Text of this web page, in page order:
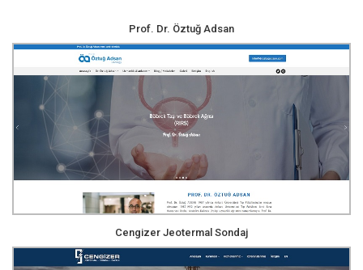
Prof. Dr. Öztuğ Adsan
Cengizer Jeotermal Sondaj